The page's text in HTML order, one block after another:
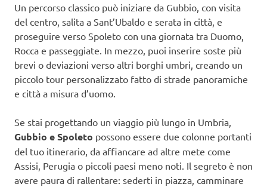
Un percorso classico può iniziare da Gubbio, con visita
del centro, salita a Sant’Ubaldo e serata in città, e
proseguire verso Spoleto con una giornata tra Duomo,
Rocca e passeggiate. In mezzo, puoi inserire soste più
brevi o deviazioni verso altri borghi umbri, creando un
piccolo tour personalizzato fatto di strade panoramiche
e città a misura d’uomo.
Se stai progettando un viaggio più lungo in Umbria,
Gubbio e Spoleto possono essere due colonne portanti
del tuo itinerario, da affiancare ad altre mete come
Assisi, Perugia o piccoli paesi meno noti. Il segreto è non
avere paura di rallentare: sederti in piazza, camminare